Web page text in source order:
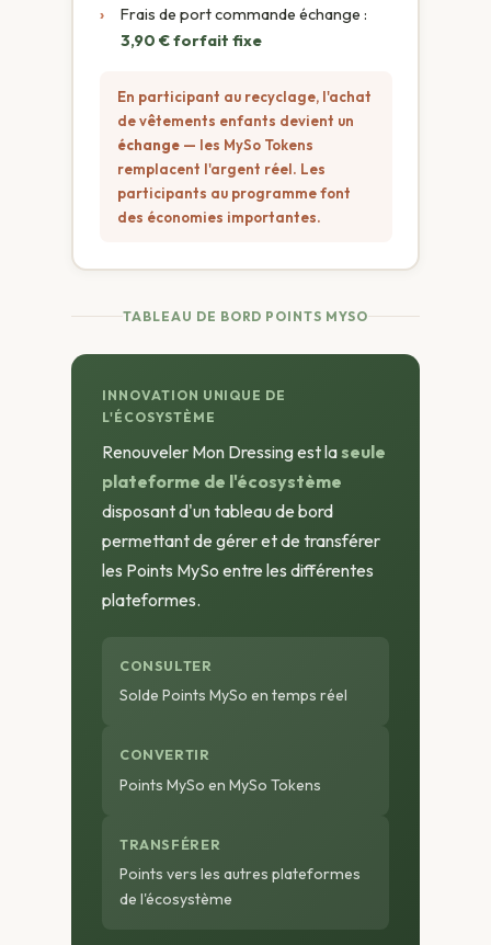
›
Frais de port commande échange :
3,90 € forfait fixe
En participant au recyclage, l'achat
de vêtements enfants devient un
échange— les MySo Tokens
remplacent l'argent réel. Les
participants au programme font
des économies importantes.
TABLEAU DE BORD POINTS MYSO
INNOVATION UNIQUE DE
L'ÉCOSYSTÈME
Renouveler Mon Dressing est laseule
plateforme de l'écosystème
disposant d'un tableau de bord
permettant de gérer et de transférer
les Points MySo entre les différentes
plateformes.
CONSULTER
Solde Points MySo en temps réel
CONVERTIR
Points MySo en MySo Tokens
TRANSFÉRER
Points vers les autres plateformes
de l'écosystème